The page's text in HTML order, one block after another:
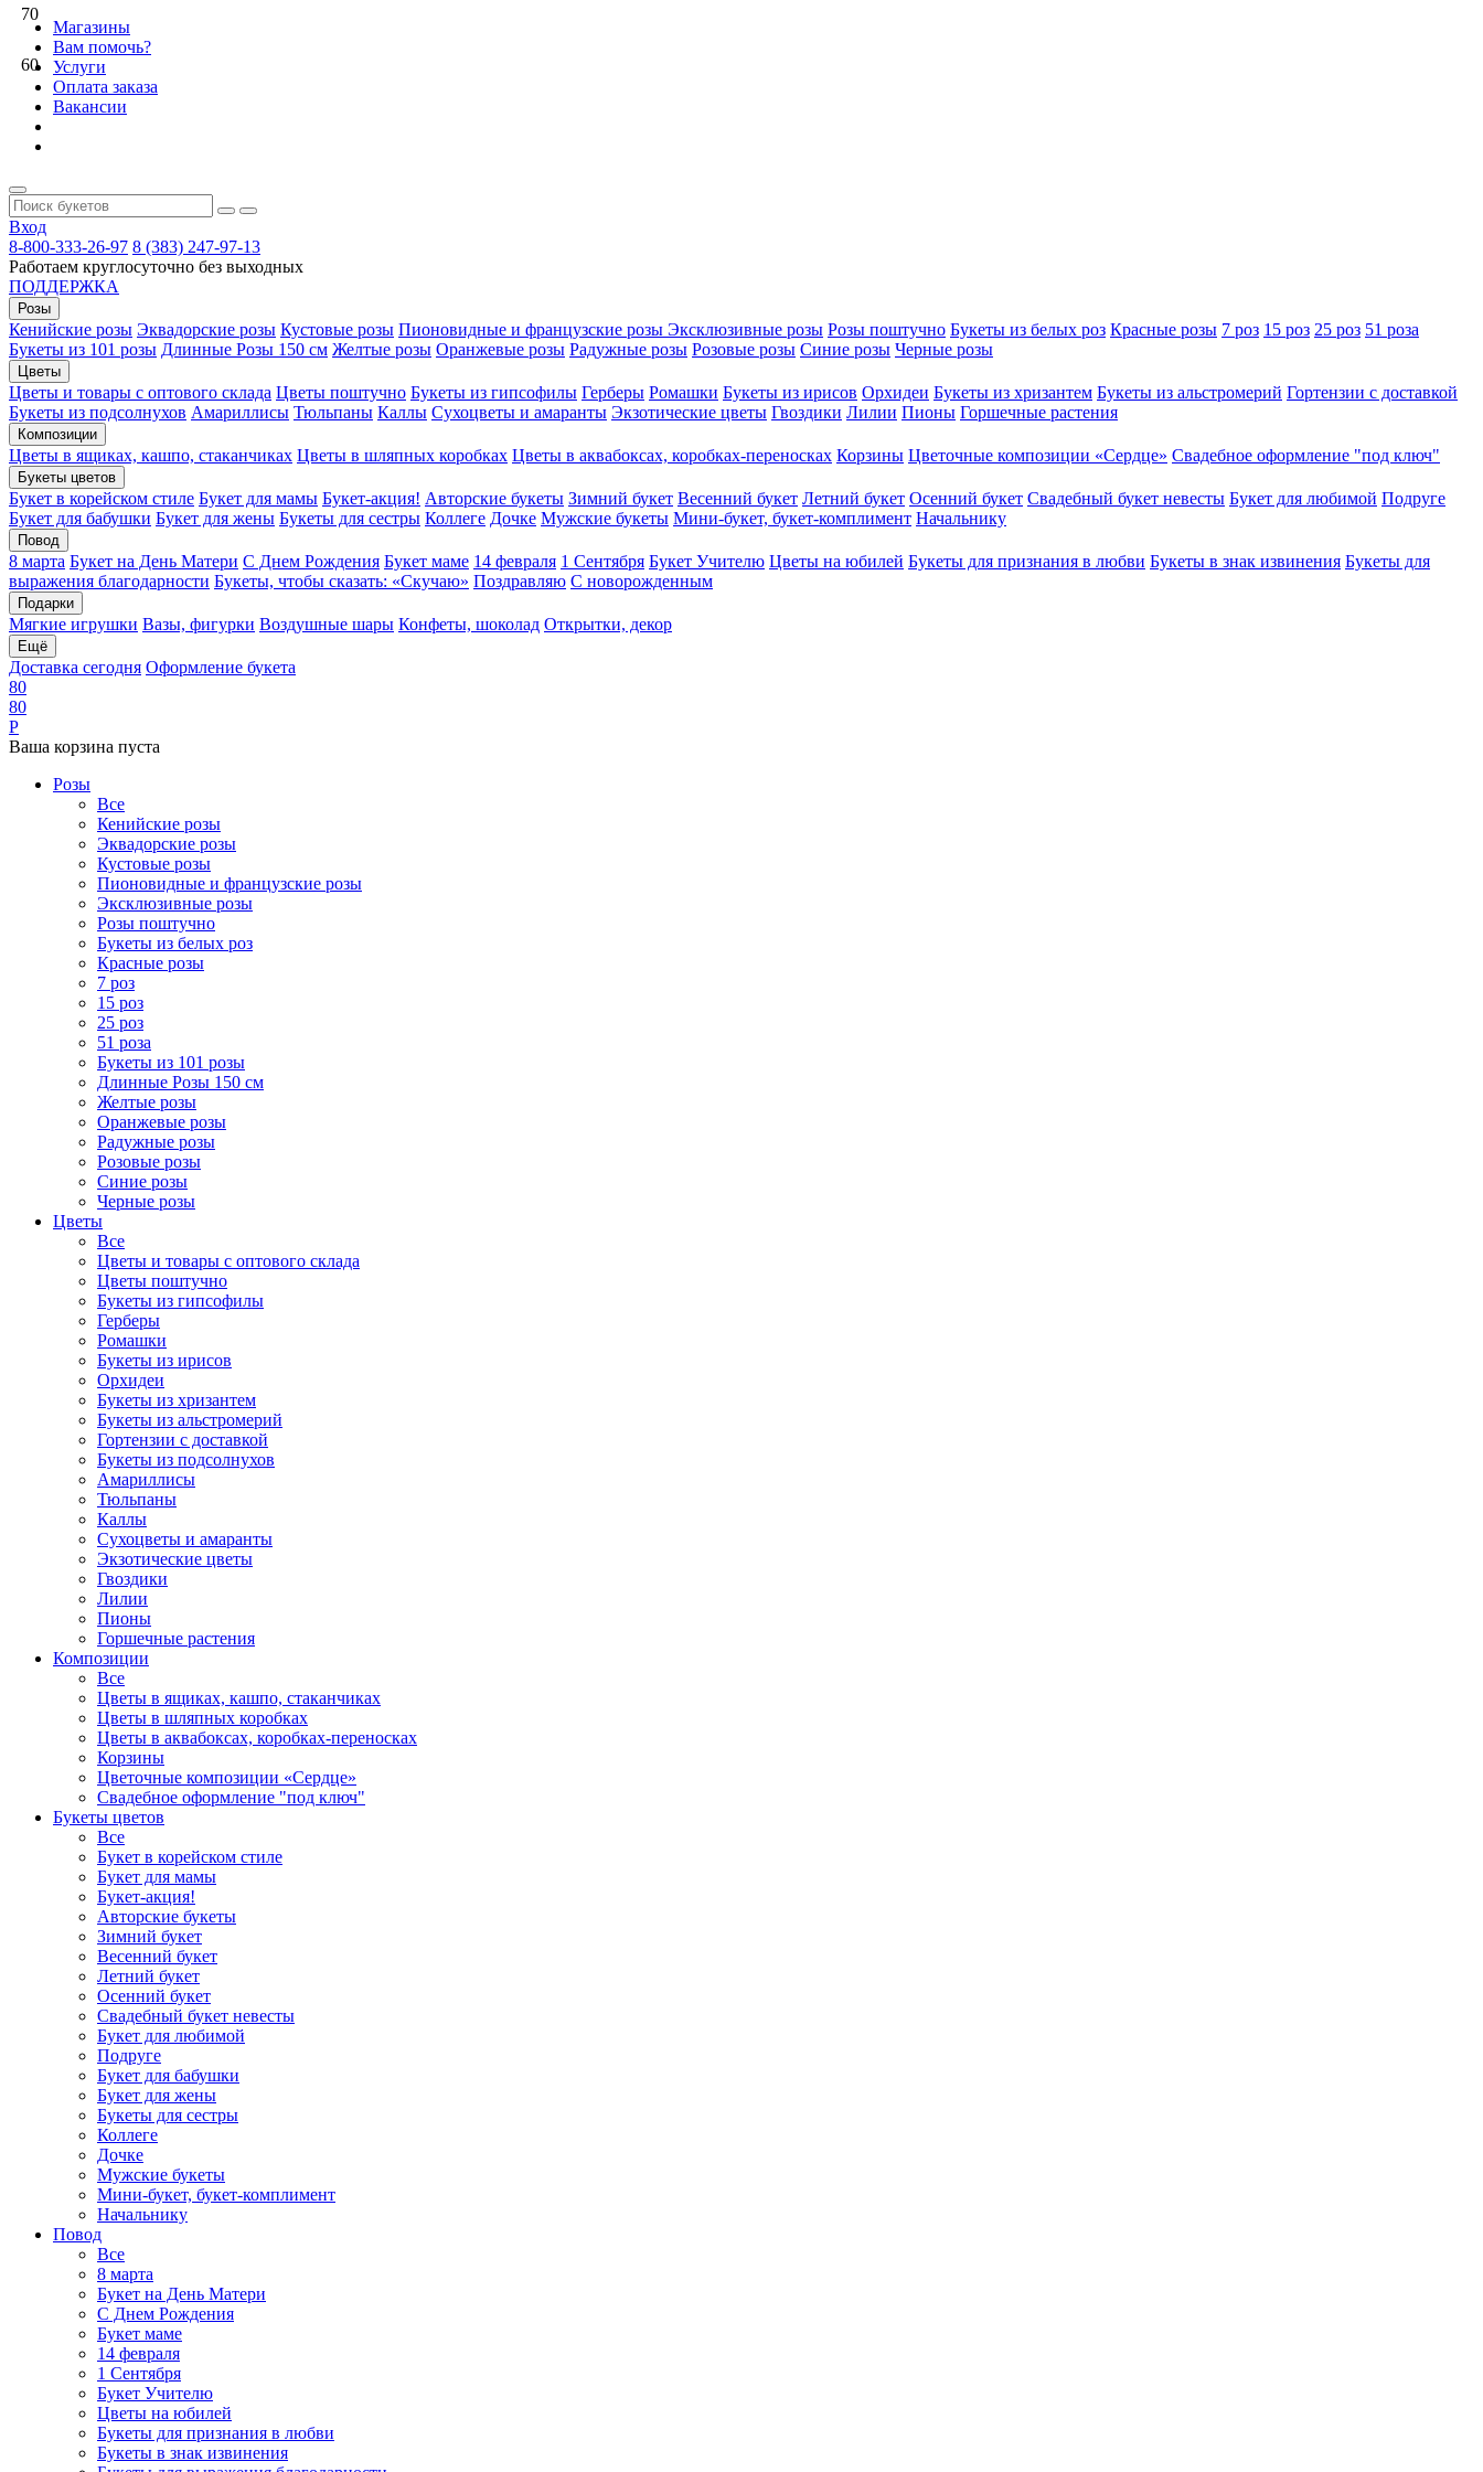
Магазины
Вам помочь?
Услуги
Оплата заказа
Вакансии
Вход
8-800-333-26-97 8 (383) 247-97-13
Работаем круглосуточно без выходных
ПОДДЕРЖКА
Розы
Кенийские розы Эквадорские розы Кустовые розы Пионовидные и французские розы Эксклюзивные розы Розы поштучно Букеты из белых роз Красные розы 7 роз 15 роз 25 роз 51 роза
Букеты из 101 розы Длинные Розы 150 см Желтые розы Оранжевые розы Радужные розы Розовые розы Синие розы Черные розы
Цветы
Цветы и товары с оптового склада Цветы поштучно Букеты из гипсофилы Герберы Ромашки Букеты из ирисов Орхидеи Букеты из хризантем Букеты из альстромерий Гортензии с доставкой
Букеты из подсолнухов Амариллисы Тюльпаны Каллы Сухоцветы и амаранты Экзотические цветы Гвоздики Лилии Пионы Горшечные растения
Композиции
Цветы в ящиках, кашпо, стаканчиках Цветы в шляпных коробках Цветы в аквабоксах, коробках-переносках Корзины Цветочные композиции «Сердце» Свадебное оформление "под ключ"
Букеты цветов
Букет в корейском стиле Букет для мамы Букет-акция! Авторские букеты Зимний букет Весенний букет Летний букет Осенний букет Свадебный букет невесты Букет для любимой Подруге
Букет для бабушки Букет для жены Букеты для сестры Коллеге Дочке Мужские букеты Мини-букет, букет-комплимент Начальнику
Повод
8 марта Букет на День Матери С Днем Рождения Букет маме 14 февраля 1 Сентября Букет Учителю Цветы на юбилей Букеты для признания в любви Букеты в знак извинения Букеты для
выражения благодарности Букеты, чтобы сказать: «Скучаю» Поздравляю С новорожденным
Подарки
Мягкие игрушки Вазы, фигурки Воздушные шары Конфеты, шоколад Открытки, декор
Ещё
Доставка сегодня Оформление букета
80
80
Р
Ваша корзина пуста
Розы
Все
Кенийские розы
Эквадорские розы
Кустовые розы
Пионовидные и французские розы
Эксклюзивные розы
Розы поштучно
Букеты из белых роз
Красные розы
7 роз
15 роз
25 роз
51 роза
Букеты из 101 розы
Длинные Розы 150 см
Желтые розы
Оранжевые розы
Радужные розы
Розовые розы
Синие розы
Черные розы
Цветы
Все
Цветы и товары с оптового склада
Цветы поштучно
Букеты из гипсофилы
Герберы
Ромашки
Букеты из ирисов
Орхидеи
Букеты из хризантем
Букеты из альстромерий
Гортензии с доставкой
Букеты из подсолнухов
Амариллисы
Тюльпаны
Каллы
Сухоцветы и амаранты
Экзотические цветы
Гвоздики
Лилии
Пионы
Горшечные растения
Композиции
Все
Цветы в ящиках, кашпо, стаканчиках
Цветы в шляпных коробках
Цветы в аквабоксах, коробках-переносках
Корзины
Цветочные композиции «Сердце»
Свадебное оформление "под ключ"
Букеты цветов
Все
Букет в корейском стиле
Букет для мамы
Букет-акция!
Авторские букеты
Зимний букет
Весенний букет
Летний букет
Осенний букет
Свадебный букет невесты
Букет для любимой
Подруге
Букет для бабушки
Букет для жены
Букеты для сестры
Коллеге
Дочке
Мужские букеты
Мини-букет, букет-комплимент
Начальнику
Повод
Все
8 марта
Букет на День Матери
С Днем Рождения
Букет маме
14 февраля
1 Сентября
Букет Учителю
Цветы на юбилей
Букеты для признания в любви
Букеты в знак извинения
70
60